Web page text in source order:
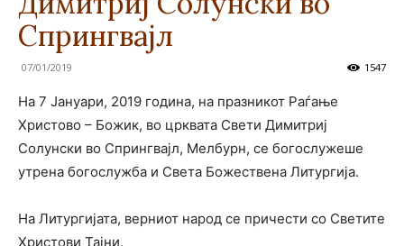
Спрингвајл
07/01/2019 1547
На 7 Јануари, 2019 година, на празникот Раѓање
Христово – Божик, во црквата Свети Димитриј
Солунски во Спрингвајл, Мелбурн, се богослужеше
утрена богослужба и Света Божествена Литургија.
На Литургијата, верниот народ се причести со Светите
Христови Тајни.